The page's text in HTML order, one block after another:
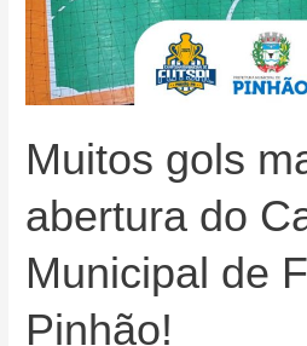
Muitos gols
abertura do
Municipal de
Pinhão!